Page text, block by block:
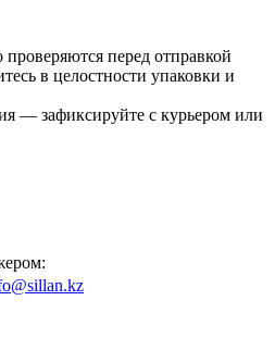
проверяются перед отправкой
в целостности упаковки и
— зафиксируйте с курьером или